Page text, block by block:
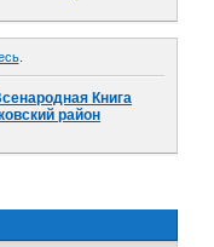
.
Книга
район